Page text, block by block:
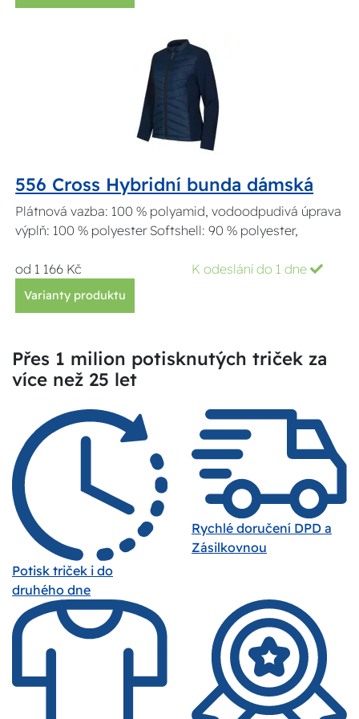
556 Cross Hybridní bunda dámská
Plátnová vazba: 100 % polyamid, vodoodpudivá úprava
výplň: 100 % polyester Softshell: 90 % polyester,
od 1 166 Kč K odeslání do 1 dne
Varianty produktu
Přes 1 milion potisknutých triček za
více než 25 let
Potisk triček i do
druhého dne
Rychlé doručení DPD a
Zásilkovnou